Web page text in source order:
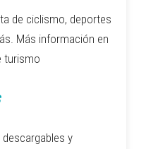
de ciclismo, deportes
Más información en
turismo
y